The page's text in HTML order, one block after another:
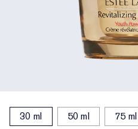
30 ml 50 ml 75 ml